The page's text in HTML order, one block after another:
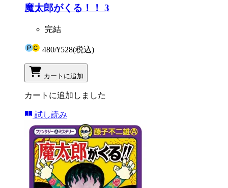
魔太郎がくる！！ 3
完結
480/¥528(税込)
カートに追加
カートに追加しました
試し読み